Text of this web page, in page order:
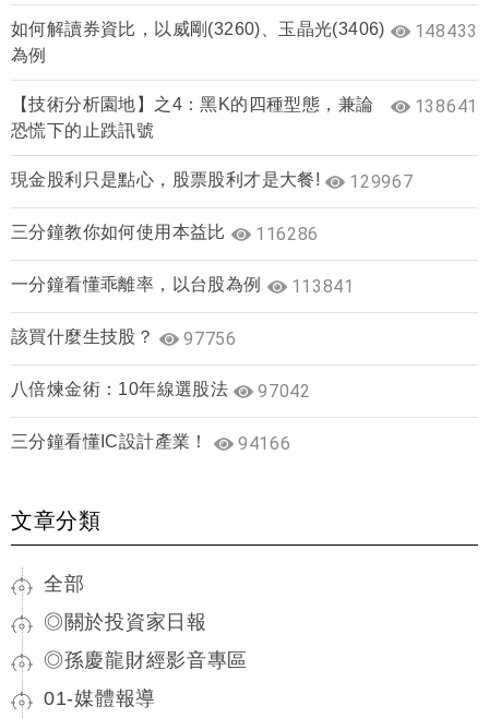
如何解讀券資比，以威剛(3260)、玉晶光(3406)
為例
148433
【技術分析園地】之4：黑K的四種型態，兼論
恐慌下的止跌訊號
138641
現金股利只是點心，股票股利才是大餐! 129967
三分鐘教你如何使用本益比 116286
一分鐘看懂乖離率，以台股為例 113841
該買什麼生技股？ 97756
八倍煉金術：10年線選股法 97042
三分鐘看懂IC設計產業！ 94166
文章分類
全部
◎關於投資家日報
◎孫慶龍財經影音專區
01-媒體報導